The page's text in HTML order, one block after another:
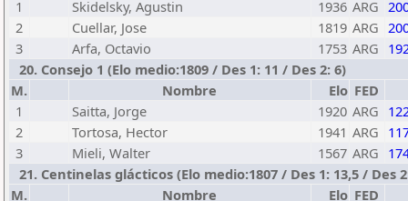
1 Skidelsky, Agustin 1936 ARG
2
Cuellar, Jose 1819 ARG
3
Arfa, Octavio 1753 ARG
20. Consejo 1 (Elo medio:1809 / Des 1: 11 / Des 2: 6)
M.
Nombre Elo FED
1
Saitta, Jorge 1920 ARG
2
Tortosa, Hector 1941 ARG
3
Mieli, Walter 1567 ARG
21. Centinelas glácticos (Elo medio:1807 / Des 1: 13,5 / Des
M.
Nombre Elo FED